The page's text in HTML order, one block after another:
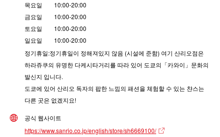
목요일 10:00-20:00
금요일 10:00-20:00
토요일 10:00-20:00
일요일 10:00-20:00
정기휴일:정기휴일이 정해져있지 않음 (시설에 준함) 여기 산리오점은
하라쥬쿠의 유명한 다케시타거리를 따라 있어 도쿄의「카와이」문화의
발신지 입니다.
도쿄에 있어 산리오 독자의 팝한 느낌의 패션을 체험할 수 있는 챤스는
다른 곳은 없겠지요!
공식 웹사이트
https://www.sanrio.co.jp/english/store/sh6669100/